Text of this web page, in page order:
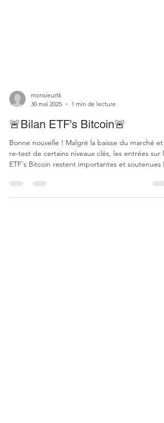
30 mai 2025
1 min de lecture
🚨Bilan ETF's Bitcoin🚨
Bonne nouvelle ! Malgré la baisse du marché et le
ETF's Bitcoin restent importantes et soutenues